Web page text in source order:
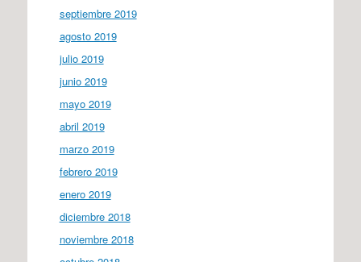
septiembre 2019
agosto 2019
julio 2019
junio 2019
mayo 2019
abril 2019
marzo 2019
febrero 2019
enero 2019
diciembre 2018
noviembre 2018